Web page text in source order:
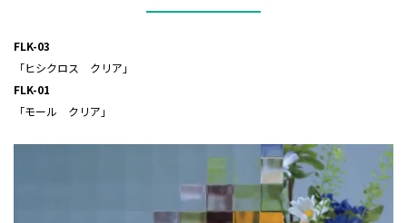
FLK-03
「ヒシクロス クリア」
FLK-01
「モール クリア」